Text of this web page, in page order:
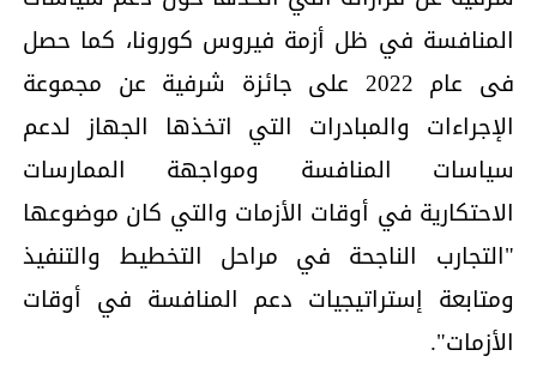
المنافسة في ظل أزمة فيروس كورونا، كما حصل
فى عام 2022 على جائزة شرفية عن مجموعة
الإجراءات والمبادرات التي اتخذها الجهاز لدعم
سياسات المنافسة ومواجهة الممارسات
الاحتكارية في أوقات الأزمات والتي كان موضوعها
"التجارب الناجحة في مراحل التخطيط والتنفيذ
ومتابعة إستراتيجيات دعم المنافسة في أوقات
الأزمات".